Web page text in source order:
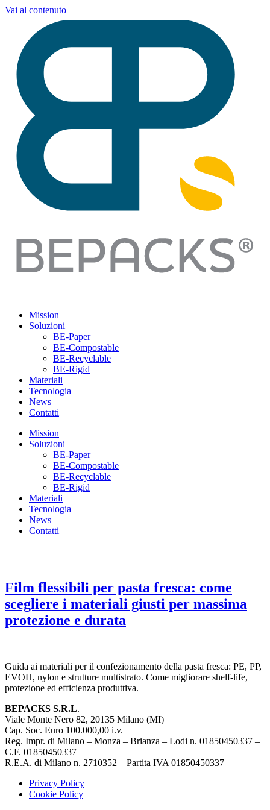
Vai al contenuto
Mission
Soluzioni
BE-Paper
BE-Compostable
BE-Recyclable
BE-Rigid
Materiali
Tecnologia
News
Contatti
Mission
Soluzioni
BE-Paper
BE-Compostable
BE-Recyclable
BE-Rigid
Materiali
Tecnologia
News
Contatti
Film flessibili per pasta fresca: come
scegliere i materiali giusti per massima
protezione e durata
Guida ai materiali per il confezionamento della pasta fresca: PE, PP,
EVOH, nylon e strutture multistrato. Come migliorare shelf-life,
protezione ed efficienza produttiva.
BEPACKS S.R.L.
Viale Monte Nero 82, 20135 Milano (MI)
Cap. Soc. Euro 100.000,00 i.v.
Reg. Impr. di Milano – Monza – Brianza – Lodi n. 01850450337 –
C.F. 01850450337
R.E.A. di Milano n. 2710352 – Partita IVA 01850450337
Privacy Policy
Cookie Policy